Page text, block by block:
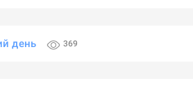
день 369